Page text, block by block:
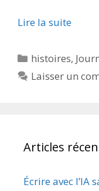
Lire la suite
Catégories
histoires,
Laisser un
Articles
Écrire avec l’IA